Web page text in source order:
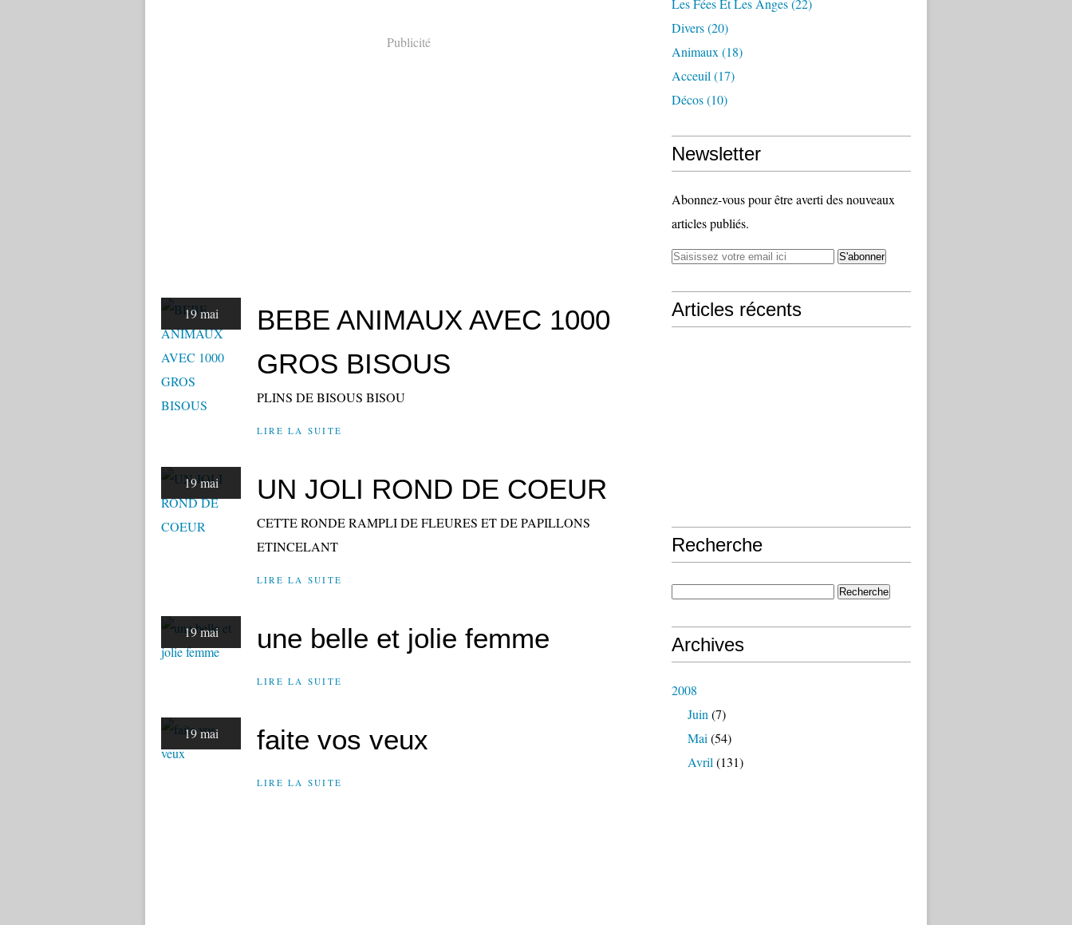
Publicité
19 mai
BEBE ANIMAUX AVEC 1000
GROS BISOUS
PLINS DE BISOUS BISOU
LIRE LA SUITE
19 mai UN JOLI ROND DE COEUR
CETTE RONDE RAMPLI DE FLEURES ET DE PAPILLONS
ETINCELANT
LIRE LA SUITE
19 mai une belle et jolie femme
LIRE LA SUITE
19 mai faite vos veux
LIRE LA SUITE
Les Fées Et Les Anges(22)
Divers(20)
Animaux (18)
Acceuil (17)
Décos(10)
Newsletter
Abonnez-vous pour être averti des nouveaux
articles publiés.
Articles récents
Recherche
Archives
2008
Juin (7)
Mai (54)
Avril (131)